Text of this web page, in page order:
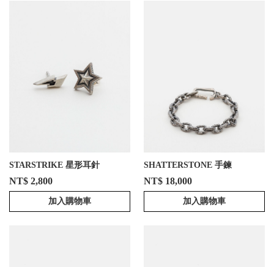
STARSTRIKE 星形耳針
NT$ 2,800
加入購物車
SHATTERSTONE 手鍊
NT$ 18,000
加入購物車